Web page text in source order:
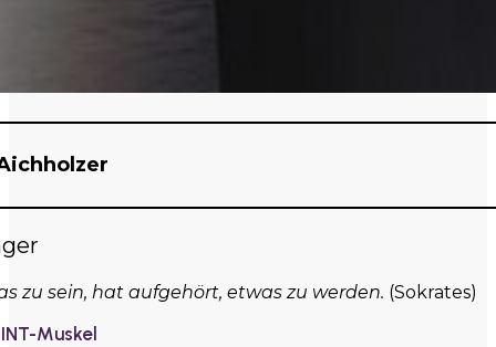
zu sein, hat aufgehört, etwas zu werden. (Sokrates)
Muskel